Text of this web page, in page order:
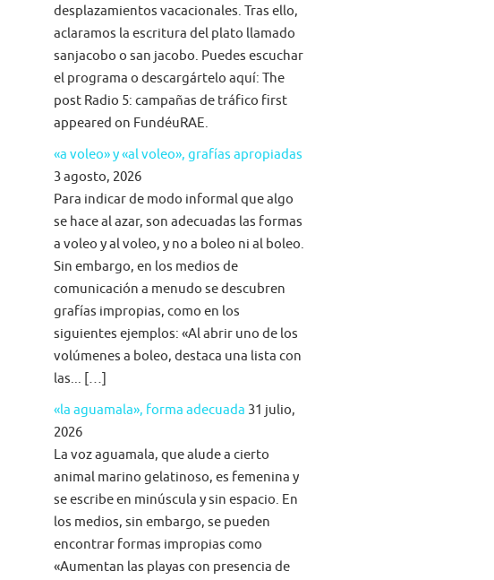
desplazamientos vacacionales. Tras ello,
aclaramos la escritura del plato llamado
sanjacobo o san jacobo. Puedes escuchar
el programa o descargártelo aquí: The
post Radio 5: campañas de tráfico first
appeared on FundéuRAE.
«a voleo» y «al voleo», grafías apropiadas
3 agosto, 2026
Para indicar de modo informal que algo
se hace al azar, son adecuadas las formas
a voleo y al voleo, y no a boleo ni al boleo.
Sin embargo, en los medios de
comunicación a menudo se descubren
grafías impropias, como en los
siguientes ejemplos: «Al abrir uno de los
volúmenes a boleo, destaca una lista con
las... […]
«la aguamala», forma adecuada 31 julio,
2026
La voz aguamala, que alude a cierto
animal marino gelatinoso, es femenina y
se escribe en minúscula y sin espacio. En
los medios, sin embargo, se pueden
encontrar formas impropias como
«Aumentan las playas con presencia de